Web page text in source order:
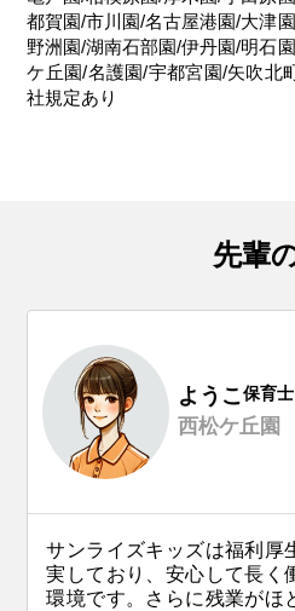
都賀園/市川園/名古屋港園/大津
野洲園/湖南石部園/伊丹園/明石
ケ丘園/名護園/宇都宮園/矢吹
社規定あり
先輩
ようこ保育士
西松ケ丘園
サンライズキッズは福利厚
実しており、安心して長く
環境です。さらに残業がほ